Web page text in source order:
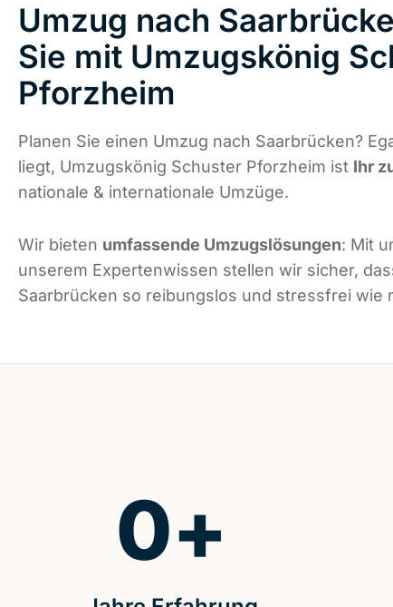
Umzug nach
Sie mit Umzugskönig
Pforzheim
Planen Sie einen Umzug nach Saarbrücken?
liegt, Umzugskönig Schuster Pforzheim ist Ihr
nationale & internationale Umzüge.
Wir bieten umfassende Umzugslösungen: Mit
unserem Expertenwissen stellen wir sicher,
Saarbrücken so reibungslos und stressfrei wie
0+